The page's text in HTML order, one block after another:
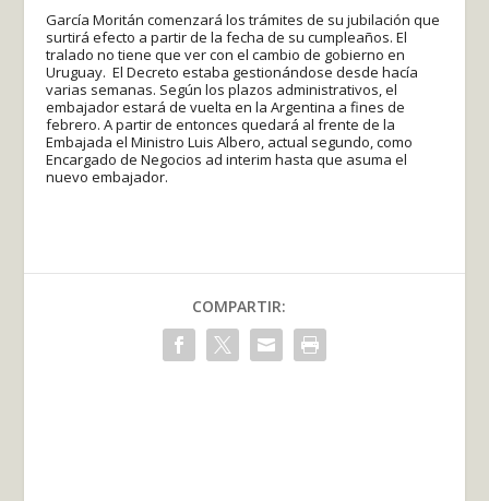
García Moritán comenzará los trámites de su jubilación que
surtirá efecto a partir de la fecha de su cumpleaños. El
tralado no tiene que ver con el cambio de gobierno en
Uruguay. El Decreto estaba gestionándose desde hacía
varias semanas. Según los plazos administrativos, el
embajador estará de vuelta en la Argentina a fines de
febrero. A partir de entonces quedará al frente de la
Embajada el Ministro Luis Albero, actual segundo, como
Encargado de Negocios ad interim hasta que asuma el
nuevo embajador.
COMPARTIR: